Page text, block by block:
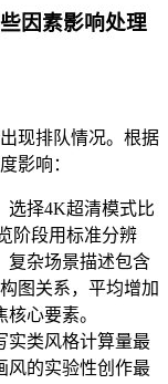
因素影响处理
现排队情况。根据
影响：
选择4K超清模式比
阶段用标准分辨
复杂场景描述包含
图关系，平均增加
心要素。
实类风格计算量最
风的实验性创作最